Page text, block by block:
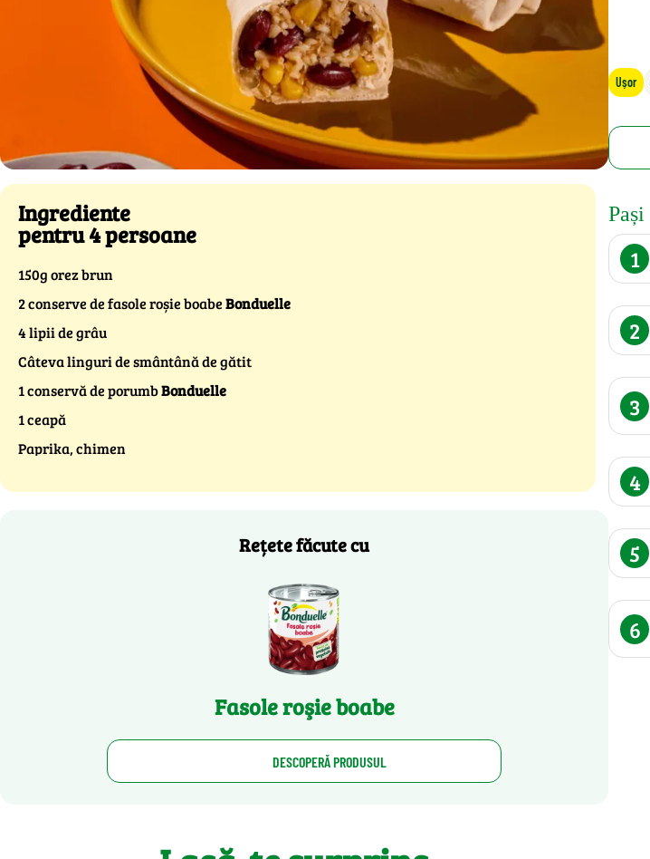
Ușor
Ingrediente
pentru 4 persoane
150g orez brun
2 conserve de fasole roșie boabeBonduelle
4 lipii de grâu
Câteva linguri de smântână de gătit
1 conservă de porumbBonduelle
1 ceapă
Paprika, chimen
Rețete făcute cu
Fasole roşie boabe
DESCOPERĂ PRODUSUL
Pași
1
2
3
4
5
6